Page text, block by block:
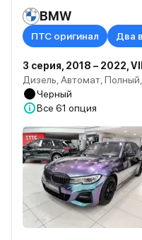
BMW
ПТС оригинал Два
3 серия, 2018 – 2022,
Дизель, Автомат,
Черный
Все 61 опция